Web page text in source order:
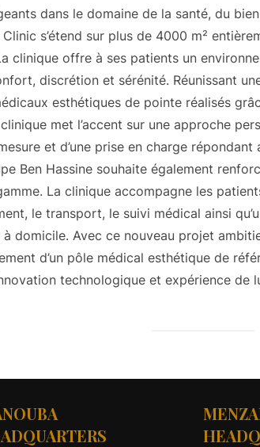
dans le domaine de la santé, du
s’étend sur plus de 4000 m²
clinique offre à ses patients un
discrétion et sérénité. Réunissant
esthétiques de pointe réalisés
met l’accent sur une approche
et d’une prise en charge
Ben Hassine souhaite également
La clinique accompagne les
le transport, le suivi médical ainsi
domicile. Avec ce nouveau projet
d’un pôle médical esthétique de
technologique et expérience de